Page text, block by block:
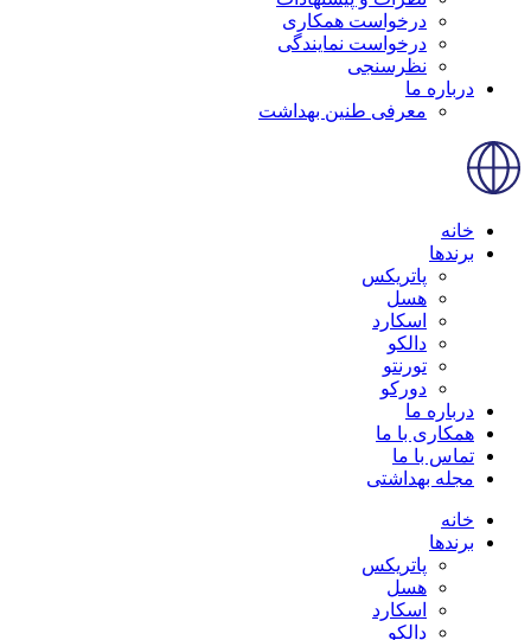
درخواست همکاری
درخواست نمایندگی
نظرسنجی
درباره ما
معرفی طنین بهداشت
خانه
برندها
پاتریکس
هسل
اسکارد
دالکو
تورنتو
دورکو
درباره ما
همکاری با ما
تماس با ما
مجله بهداشتی
خانه
برندها
پاتریکس
هسل
اسکارد
دالکو